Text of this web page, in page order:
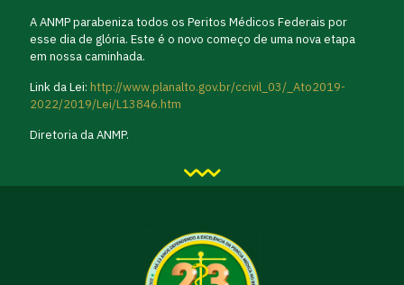
A ANMP parabeniza todos os Peritos Médicos Federais por
esse dia de glória. Este é o novo começo de uma nova etapa
em nossa caminhada.
Link da Lei: http://www.planalto.gov.br/ccivil_03/_Ato2019-
2022/2019/Lei/L13846.htm
Diretoria da ANMP.